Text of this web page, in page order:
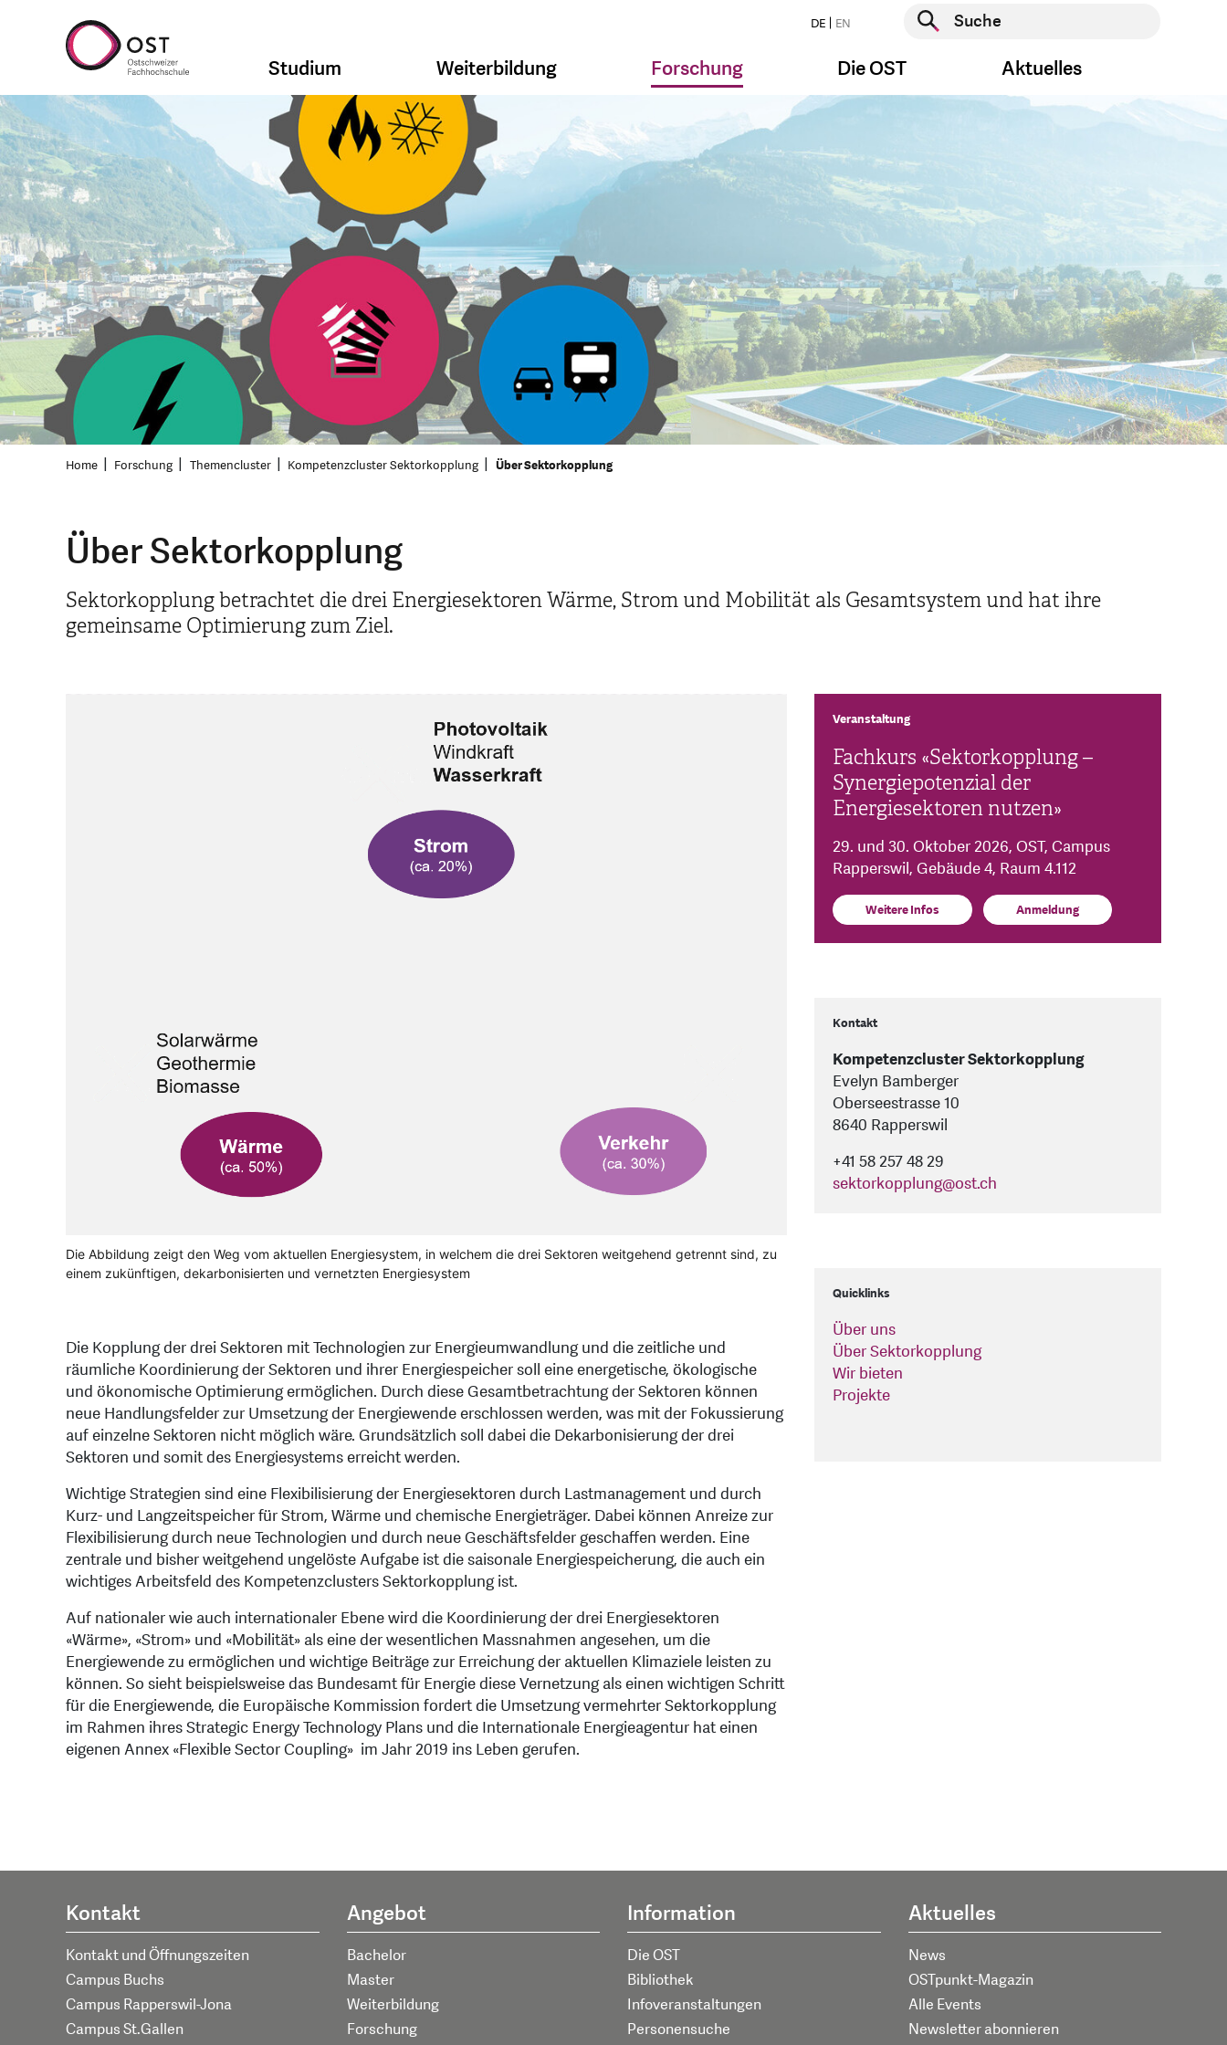
DE EN
Suche starten
Studium Weiterbildung Forschung Die OST Aktuelles
Home Forschung Themencluster Kompetenzcluster Sektorkopplung Über Sektorkopplung
Über Sektorkopplung
Sektorkopplung betrachtet die drei Energiesektoren Wärme, Strom und Mobilität als Gesamtsystem und hat ihre
gemeinsame Optimierung zum Ziel.
Die Abbildung zeigt den Weg vom aktuellen Energiesystem, in welchem die drei Sektoren weitgehend getrennt sind, zu
einem zukünftigen, dekarbonisierten und vernetzten Energiesystem
Die Kopplung der drei Sektoren mit Technologien zur Energieumwandlung und die zeitliche und
räumliche Koordinierung der Sektoren und ihrer Energiespeicher soll eine energetische, ökologische
und ökonomische Optimierung ermöglichen. Durch diese Gesamtbetrachtung der Sektoren können
neue Handlungsfelder zur Umsetzung der Energiewende erschlossen werden, was mit der Fokussierung
auf einzelne Sektoren nicht möglich wäre. Grundsätzlich soll dabei die Dekarbonisierung der drei
Sektoren und somit des Energiesystems erreicht werden.
Wichtige Strategien sind eine Flexibilisierung der Energiesektoren durch Lastmanagement und durch
Kurz- und Langzeitspeicher für Strom, Wärme und chemische Energieträger. Dabei können Anreize zur
Flexibilisierung durch neue Technologien und durch neue Geschäftsfelder geschaffen werden. Eine
zentrale und bisher weitgehend ungelöste Aufgabe ist die saisonale Energiespeicherung, die auch ein
wichtiges Arbeitsfeld des Kompetenzclusters Sektorkopplung ist.
Auf nationaler wie auch internationaler Ebene wird die Koordinierung der drei Energiesektoren
«Wärme», «Strom» und «Mobilität» als eine der wesentlichen Massnahmen angesehen, um die
Energiewende zu ermöglichen und wichtige Beiträge zur Erreichung der aktuellen Klimaziele leisten zu
können. So sieht beispielsweise das Bundesamt für Energie diese Vernetzung als einen wichtigen Schritt
für die Energiewende, die Europäische Kommission fordert die Umsetzung vermehrter Sektorkopplung
im Rahmen ihres Strategic Energy Technology Plans und die Internationale Energieagentur hat einen
eigenen Annex «Flexible Sector Coupling» im Jahr 2019 ins Leben gerufen.
Veranstaltung
Fachkurs «Sektorkopplung –
Synergiepotenzial der
Energiesektoren nutzen»
29. und 30. Oktober 2026, OST, Campus
Rapperswil, Gebäude 4, Raum 4.112
Weitere Infos Anmeldung
Kontakt
Kompetenzcluster Sektorkopplung
Evelyn Bamberger
Oberseestrasse 10
8640 Rapperswil
+41 58 257 48 29
sektorkopplung@ost.ch
Quicklinks
Über uns
Über Sektorkopplung
Wir bieten
Projekte
Kontakt
Kontakt und Öffnungszeiten
Campus Buchs
Campus Rapperswil-Jona
Campus St.Gallen
Angebot
Bachelor
Master
Weiterbildung
Forschung
Information
Die OST
Bibliothek
Infoveranstaltungen
Personensuche
Aktuelles
News
OSTpunkt-Magazin
Alle Events
Newsletter abonnieren